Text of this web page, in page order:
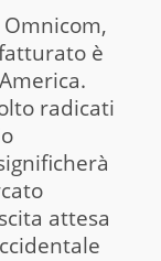
è
radicati
attesa